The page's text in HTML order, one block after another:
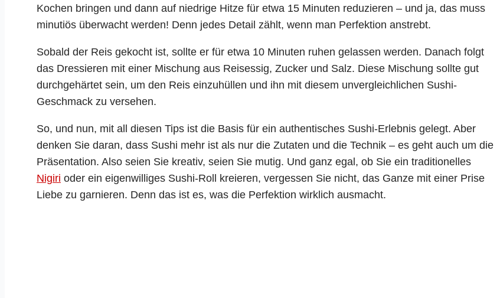
Kochen bringen und dann auf niedrige Hitze für etwa 15 Minuten reduzieren – und ja, das muss
minutiös überwacht werden! Denn jedes Detail zählt, wenn man Perfektion anstrebt.
Sobald der Reis gekocht ist, sollte er für etwa 10 Minuten ruhen gelassen werden. Danach folgt
das Dressieren mit einer Mischung aus Reisessig, Zucker und Salz. Diese Mischung sollte gut
durchgehärtet sein, um den Reis einzuhüllen und ihn mit diesem unvergleichlichen Sushi-
Geschmack zu versehen.
So, und nun, mit all diesen Tips ist die Basis für ein authentisches Sushi-Erlebnis gelegt. Aber
denken Sie daran, dass Sushi mehr ist als nur die Zutaten und die Technik – es geht auch um die
Präsentation. Also seien Sie kreativ, seien Sie mutig. Und ganz egal, ob Sie ein traditionelles
Nigiri oder ein eigenwilliges Sushi-Roll kreieren, vergessen Sie nicht, das Ganze mit einer Prise
Liebe zu garnieren. Denn das ist es, was die Perfektion wirklich ausmacht.